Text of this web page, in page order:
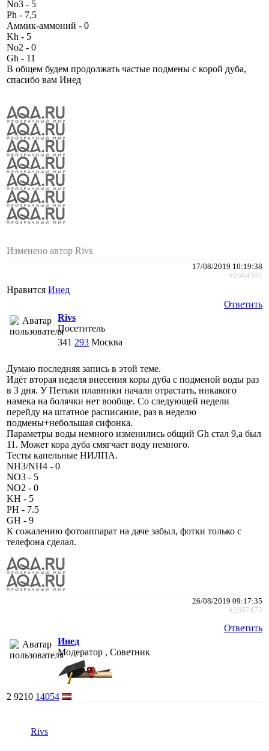
No3 - 5
Ph - 7,5
Аммик-аммоний - 0
Kh - 5
No2 - 0
Gh - 11
В общем будем продолжать частые подмены с корой дуба,
спасибо вам Инед
Изменено автор Rivs
17/08/2019 10:19:38
#2664907
Нравится Инед
Ответить
Rivs
Посетитель
341 293 Москва
Думаю последняя запись в этой теме.
Идёт вторая неделя внесения коры дуба с подменой воды раз
в 3 дня. У Петьки плавники начали отрастать, никакого
намека на болячки нет вообще. Со следующей недели
перейду на штатное расписание, раз в неделю
подмены+небольшая сифонка.
Параметры воды немного изменились общий Gh стал 9,а был
11. Может кора дуба смягчает воду немного.
Тесты капельные НИЛПА.
NH3/NH4 - 0
NО3 - 5
NО2 - 0
KH - 5
PH - 7.5
GH - 9
К сожалению фотоаппарат на даче забыл, фотки только с
телефона сделал.
26/08/2019 09:17:35
#2667475
Ответить
Инед
Модератор , Советник
2 9210 14054
Rivs